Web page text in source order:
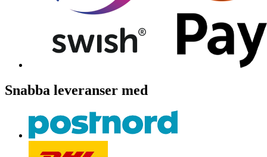
Snabba leveranser med